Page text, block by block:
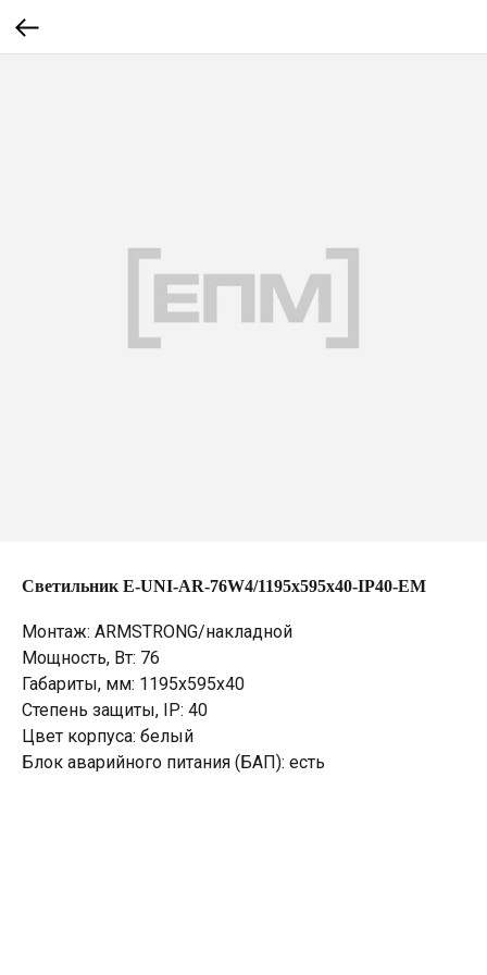
Светильник E-UNI-AR-76W4/1195х595х40-IP40-EM
Монтаж: ARMSTRONG/накладной
Мощность, Вт: 76
Габариты, мм: 1195х595х40
Степень защиты, IP: 40
Цвет корпуса: белый
Блок аварийного питания (БАП): есть